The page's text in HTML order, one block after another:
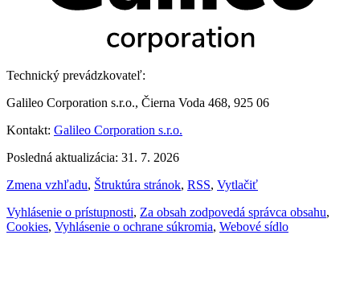
Technický prevádzkovateľ:
Galileo Corporation s.r.o., Čierna Voda 468, 925 06
Kontakt: Galileo Corporation s.r.o.
Posledná aktualizácia: 31. 7. 2026
Zmena vzhľadu, Štruktúra stránok, RSS, Vytlačiť
Vyhlásenie o prístupnosti, Za obsah zodpovedá správca obsahu,
Cookies, Vyhlásenie o ochrane súkromia, Webové sídlo